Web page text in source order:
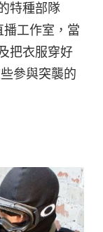
特種部隊
播工作室，當
把衣服穿好
參與突襲的